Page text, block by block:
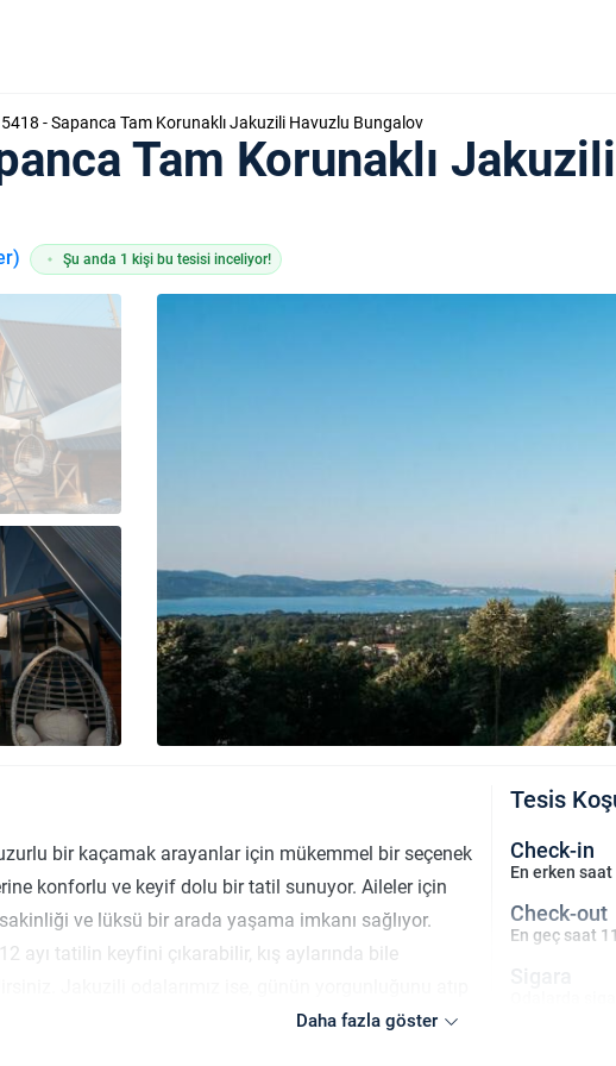
5418 - Sapanca Tam Korunaklı Jakuzili Havuzlu Bungalov
Tam Korunaklı
) Şu anda 1 kişi bu tesisi inceliyor!
bir kaçamak arayanlar için mükemmel bir seçenek
konforlu ve keyif dolu bir tatil sunuyor. Aileler için
ve lüksü bir arada yaşama imkanı sağlıyor.
ayı tatilin keyfini çıkarabilir, kış aylarında bile
alan sunuyor. Doğanın içinde, göl manzarası
Tesis
Check-in
En erken saat
Check-out
En geç saat
Daha fazla göster